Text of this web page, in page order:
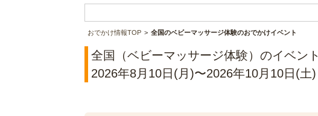
おでかけ情報TOP 全国のベビーマッサージ体験のおでかけイベント
全国（ベビーマッサージ体験）のイベント
2026年8月10日(月)〜2026年10月10日(土)